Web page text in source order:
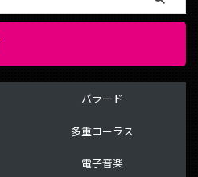
バラード
多重コーラス
電子音楽